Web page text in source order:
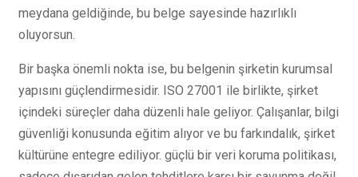
meydana geldiğinde, bu belge sayesinde hazırlıklı
oluyorsun.
Bir başka önemli nokta ise, bu belgenin şirketin kurumsal
yapısını güçlendirmesidir. ISO 27001 ile birlikte, şirket
içindeki süreçler daha düzenli hale geliyor. Çalışanlar, bilgi
güvenliği konusunda eğitim alıyor ve bu farkındalık, şirket
kültürüne entegre ediliyor. güçlü bir veri koruma politikası,